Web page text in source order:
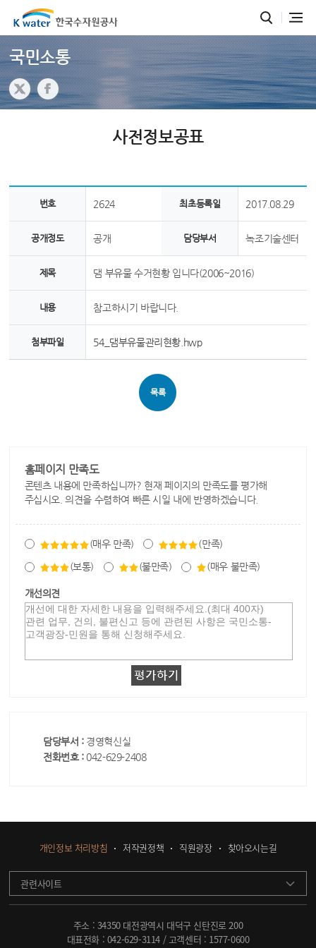
국민소통
사전정보공표
번호 2624 최초등록일 2017.08.29
공개정도 공개 담당부서 녹조기술센터
제목 댐 부유물 수거현황 입니다(2006~2016)
내용 참고하시기 바랍니다.
첨부파일 54_댐부유물관리현황.hwp
목록
홈페이지 만족도
콘텐츠 내용에 만족하십니까? 현재 페이지의 만족도를 평가해
주십시오. 의견을 수렴하여 빠른 시일 내에 반영하겠습니다.
(매우 만족) (만족)
(보통) (불만족) (매우 불만족)
개선의견
담당부서 : 경영혁신실
전화번호 : 042-629-2408
개인정보 처리방침 저작권정책 직원광장 찾아오시는길
관련사이트
주소 : 34350 대전광역시 대덕구 신탄진로 200
대표전화 : 042-629-3114 / 고객센터 : 1577-0600